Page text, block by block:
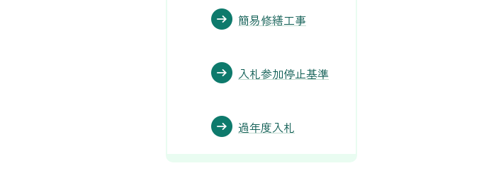
簡易修繕工事
入札参加停止基準
過年度入札